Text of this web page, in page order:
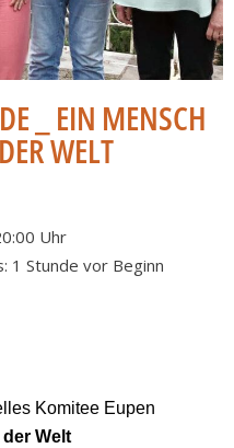
_ EIN MENSCH
WELT
Uhr
1 Stunde vor Beginn
Komitee Eupen
Welt